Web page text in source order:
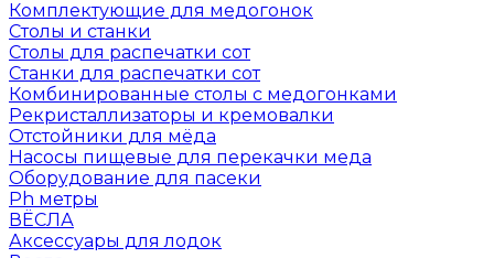
Комплектующие для медогонок
Столы и станки
Столы для распечатки сот
Станки для распечатки сот
Комбинированные столы с медогонками
Рекристаллизаторы и кремовалки
Отстойники для мёда
Насосы пищевые для перекачки меда
Оборудование для пасеки
Ph метры
ВЁСЛА
Аксессуары для лодок